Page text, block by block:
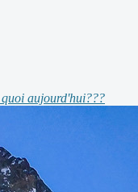
quoi aujourd'hui???